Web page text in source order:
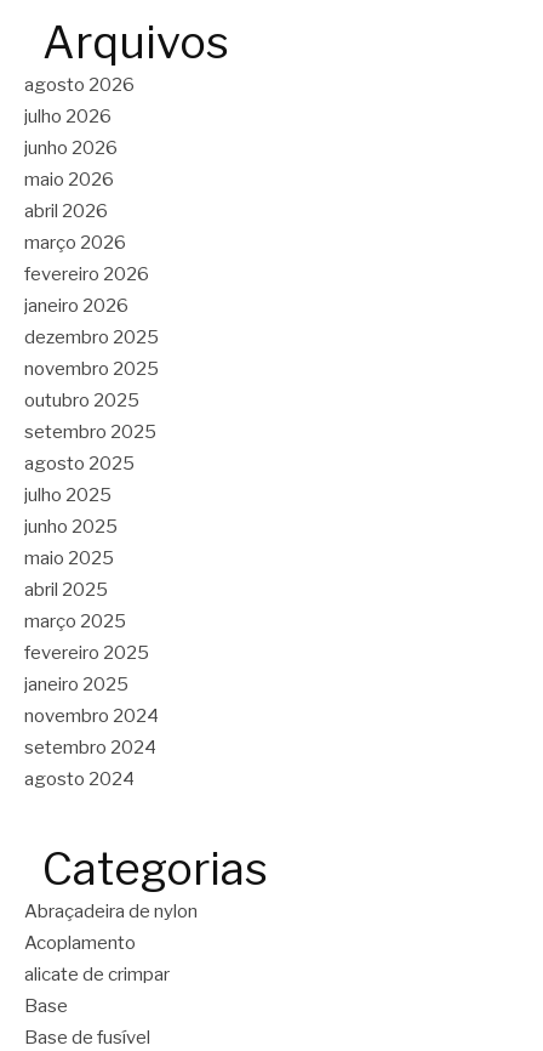
Arquivos
agosto 2026
julho 2026
junho 2026
maio 2026
abril 2026
março 2026
fevereiro 2026
janeiro 2026
dezembro 2025
novembro 2025
outubro 2025
setembro 2025
agosto 2025
julho 2025
junho 2025
maio 2025
abril 2025
março 2025
fevereiro 2025
janeiro 2025
novembro 2024
setembro 2024
agosto 2024
Categorias
Abraçadeira de nylon
Acoplamento
alicate de crimpar
Base
Base de fusível